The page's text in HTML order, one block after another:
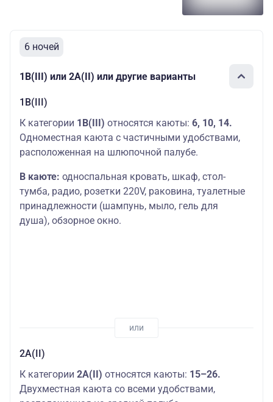
6 ночей
1В(III) или 2А(II) или другие варианты
1В(III)
К категории 1В(III) относятся каюты: 6, 10, 14.
Одноместная каюта с частичными удобствами,
расположенная на шлюпочной палубе.
В каюте: односпальная кровать, шкаф, стол-
тумба, радио, розетки 220V, раковина, туалетные
принадлежности (шампунь, мыло, гель для
душа), обзорное окно.
2А(II)
К категории 2А(II) относятся каюты: 15–26.
Двухместная каюта со всеми удобствами,